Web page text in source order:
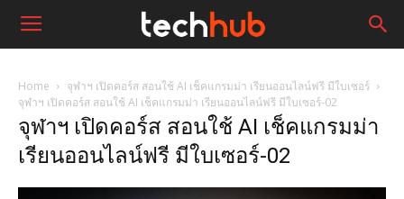
Home
จุฬาฯ เปิดคอร์ส สอนใช้ AI เช็คแกรมม่า เรียนออนไลน์ฟรี มีใบเซอร์
จุฬาฯ เปิดคอร์ส สอนใช้ AI เช็คแกรมม่า เรียนออนไลน์ฟรี มีใบเซอร์-02
จุฬาฯ เปิดคอร์ส สอนใช้ AI เช็คแกรมม่า
เรียนออนไลน์ฟรี มีใบเซอร์-02